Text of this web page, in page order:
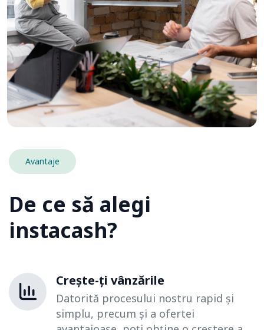
Avantaje
De ce să alegi
instacash?
Crește-ți vânzările
Datorită procesului nostru rapid și
simplu, precum și a ofertei